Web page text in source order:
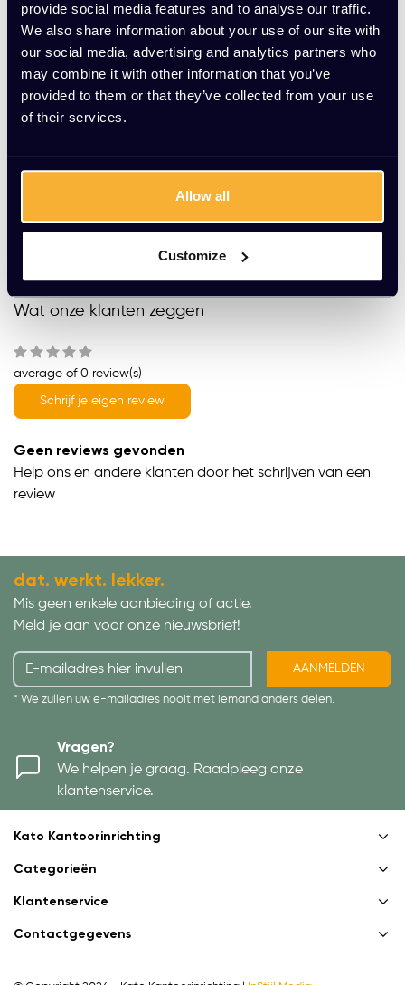
provide social media features and to analyse our traffic.
We also share information about your use of our site with
our social media, advertising and analytics partners who
may combine it with other information that you’ve
provided to them or that they’ve collected from your use
of their services.
Allow all
Customize
Aantal
Toevoegen aan winkelwagen
Vraag jouw persoonlijke aanbieding aan
Meer dan 20 jaar ervaring
Wat onze klanten zeggen
average of 0 review(s)
Schrijf je eigen review
Geen reviews gevonden
Help ons en andere klanten door het schrijven van een
review
dat. werkt. lekker.
Mis geen enkele aanbieding of actie.
Meld je aan voor onze nieuwsbrief!
AANMELDEN
* We zullen uw e-mailadres nooit met iemand anders delen.
Vragen?
We helpen je graag. Raadpleeg onze
klantenservice.
Kato Kantoorinrichting
Categorieën
Klantenservice
Contactgegevens